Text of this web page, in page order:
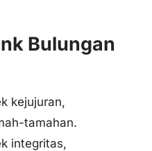
Bulungan
kejujuran,
tamahan.
integritas,